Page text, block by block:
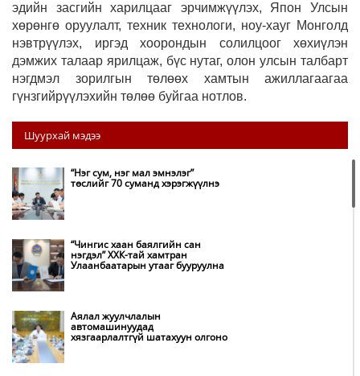
эдийн засгийн харилцааг эрчимжүүлэх, Япон Улсын
хөрөнгө оруулалт, техник технологи, ноу-хауг Монголд
нэвтрүүлэх, иргэд хоорондын солилцоог хөхиүлэн
дэмжих талаар ярилцаж, бүс нутаг, олон улсын талбарт
нэгдмэл зорилгын төлөөх хамтын ажиллагаагаа
гүнзгийрүүлэхийн төлөө буйгаа нотлов.
Шуурхай мэдээ
“Нэг сум, нэг мал эмнэлэг”
төслийг 70 суманд хэрэгжүүлнэ
“Чингис хаан баялгийн сан
нэгдэл” ХХК-тай хамтран
Улаанбаатарын утааг бууруулна
Аялал жуулчлалын
автомашинуудад
хязгаарлалтгүй шатахуун олгоно